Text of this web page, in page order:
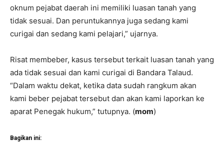
oknum pejabat daerah ini memiliki luasan tanah yang
tidak sesuai. Dan peruntukannya juga sedang kami
curigai dan sedang kami pelajari,” ujarnya.
Risat membeber, kasus tersebut terkait luasan tanah yang
ada tidak sesuai dan kami curigai di Bandara Talaud.
“Dalam waktu dekat, ketika data sudah rangkum akan
kami beber pejabat tersebut dan akan kami laporkan ke
aparat Penegak hukum,” tutupnya. (mom)
Bagikan ini: